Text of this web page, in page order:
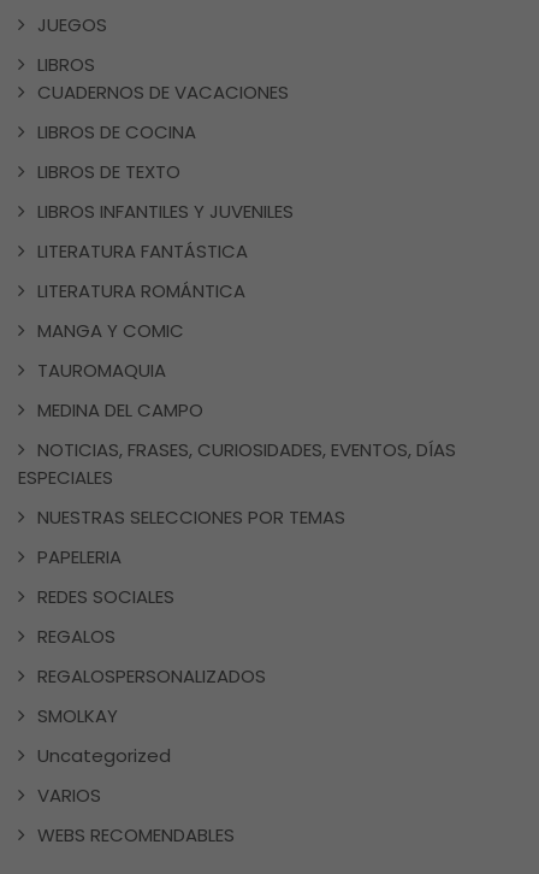
JUEGOS
LIBROS
CUADERNOS DE VACACIONES
LIBROS DE COCINA
LIBROS DE TEXTO
LIBROS INFANTILES Y JUVENILES
LITERATURA FANTÁSTICA
LITERATURA ROMÁNTICA
MANGA Y COMIC
TAUROMAQUIA
MEDINA DEL CAMPO
NOTICIAS, FRASES, CURIOSIDADES, EVENTOS, DÍAS
ESPECIALES
NUESTRAS SELECCIONES POR TEMAS
PAPELERIA
REDES SOCIALES
REGALOS
REGALOSPERSONALIZADOS
SMOLKAY
Uncategorized
VARIOS
WEBS RECOMENDABLES